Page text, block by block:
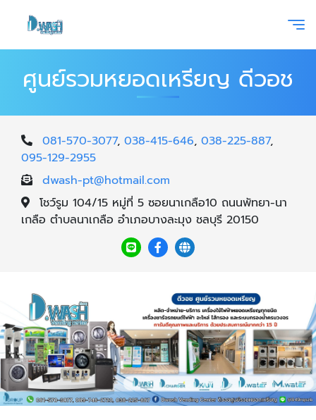
ศูนย์รวมหยอดเหรียญ ดีวอช
081-570-3077, 038-415-646, 038-225-887,
095-129-2955
dwash-pt@hotmail.com
โชว์รูม 104/15 หมู่ที่ 5 ซอยนาเกลือ10 ถนนพัทยา-นา
เกลือ ตำบลนาเกลือ อำเภอบางละมุง ชลบุรี 20150